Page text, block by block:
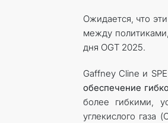
Ожидается, что
между
дня OGT 2025.
Gaffney Cline и
обеспечение
более гибкими,
углекислого газа